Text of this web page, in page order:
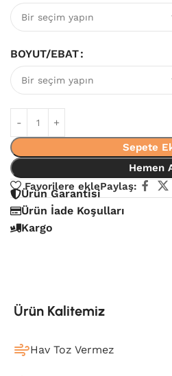
BOYUT/EBAT
Sepete
Hemen
Favorilere eklePaylaş:
Ürün Garantisi
Ürün İade Koşulları
Kargo
Ürün Kalitemiz
Hav Toz Vermez